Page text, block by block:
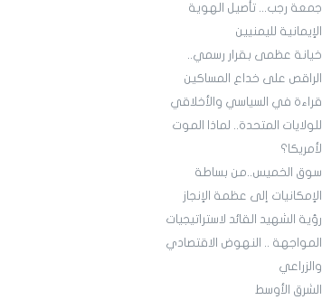
جمعة رجب... تأصيل الهوية
الإيمانية لليمنيين
خيانة عظمى بقرار رسمي..
الراقص على خداع المساكين
قراءة في السياسي والأخلاقي
للولايات المتحدة.. لماذا الموت
لأمريكا؟
سوق الخميس..من بساطة
الإمكانيات إلى عظمة الإنجاز
رؤية الشهيد القائد لاستراتيجيات
المواجهة .. النهوض الاقتصادي
والزراعي
الشرق الأوسط